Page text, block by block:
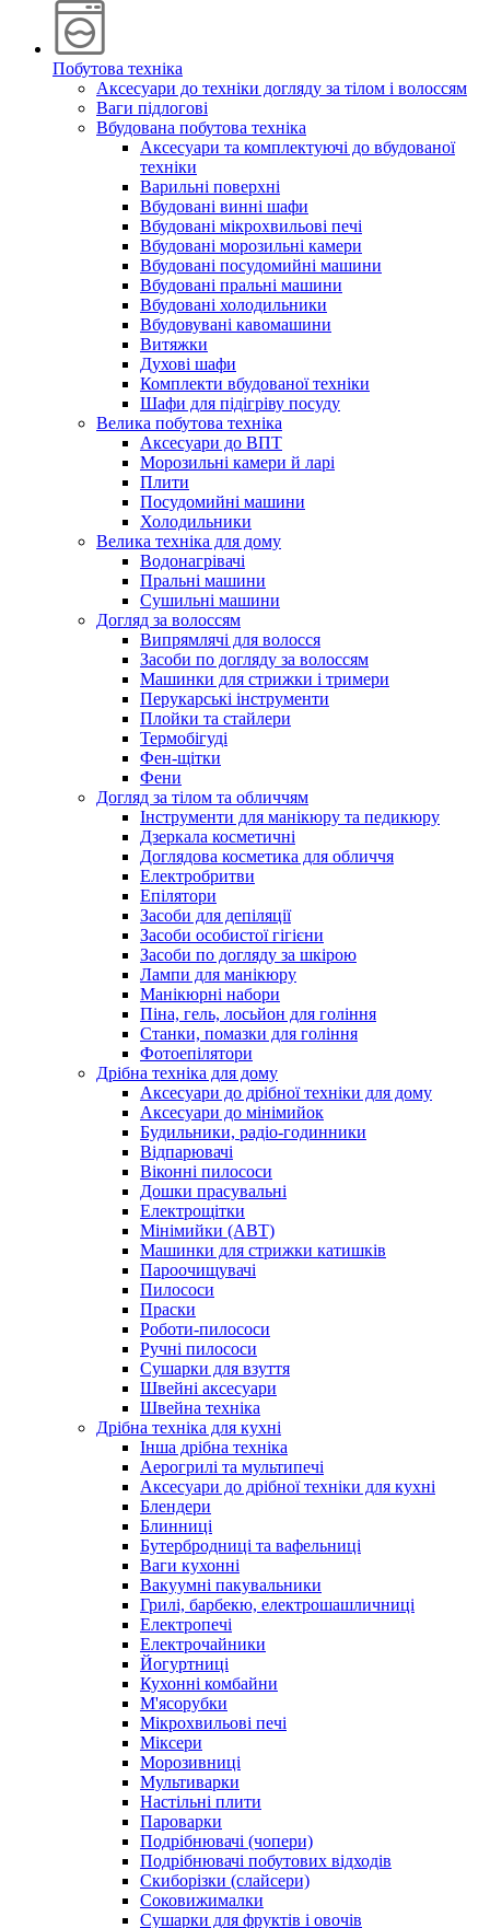
Побутова техніка
Аксесуари до техніки догляду за тілом і волоссям
Ваги підлогові
Вбудована побутова техніка
Аксесуари та комплектуючі до вбудованої
техніки
Варильні поверхні
Вбудовані винні шафи
Вбудовані мікрохвильові печі
Вбудовані морозильні камери
Вбудовані посудомийні машини
Вбудовані пральні машини
Вбудовані холодильники
Вбудовувані кавомашини
Витяжки
Духові шафи
Комплекти вбудованої техніки
Шафи для підігріву посуду
Велика побутова техніка
Аксесуари до ВПТ
Морозильні камери й ларі
Плити
Посудомийні машини
Холодильники
Велика техніка для дому
Водонагрівачі
Пральні машини
Сушильні машини
Догляд за волоссям
Випрямлячі для волосся
Засоби по догляду за волоссям
Машинки для стрижки і тримери
Перукарські інструменти
Плойки та стайлери
Термобігуді
Фен-щітки
Фени
Догляд за тілом та обличчям
Інструменти для манікюру та педикюру
Дзеркала косметичні
Доглядова косметика для обличчя
Електробритви
Епілятори
Засоби для депіляції
Засоби особистої гігієни
Засоби по догляду за шкірою
Лампи для манікюру
Манікюрні набори
Піна, гель, лосьйон для гоління
Станки, помазки для гоління
Фотоепілятори
Дрібна техніка для дому
Аксесуари до дрібної техніки для дому
Аксесуари до мінімийок
Будильники, радіо-годинники
Відпарювачі
Віконні пилососи
Дошки прасувальні
Електрощітки
Мінімийки (АВТ)
Машинки для стрижки катишків
Пароочищувачі
Пилососи
Праски
Роботи-пилососи
Ручні пилососи
Сушарки для взуття
Швейні аксесуари
Швейна техніка
Дрібна техніка для кухні
Інша дрібна техніка
Аерогрилі та мультипечі
Аксесуари до дрібної техніки для кухні
Блендери
Блинниці
Бутербродниці та вафельниці
Ваги кухонні
Вакуумні пакувальники
Грилі, барбекю, електрошашличниці
Електропечі
Електрочайники
Йогуртниці
Кухонні комбайни
М'ясорубки
Мікрохвильові печі
Міксери
Морозивниці
Мультиварки
Настільні плити
Пароварки
Подрібнювачі (чопери)
Подрібнювачі побутових відходів
Скиборізки (слайсери)
Соковижималки
Сушарки для фруктів і овочів